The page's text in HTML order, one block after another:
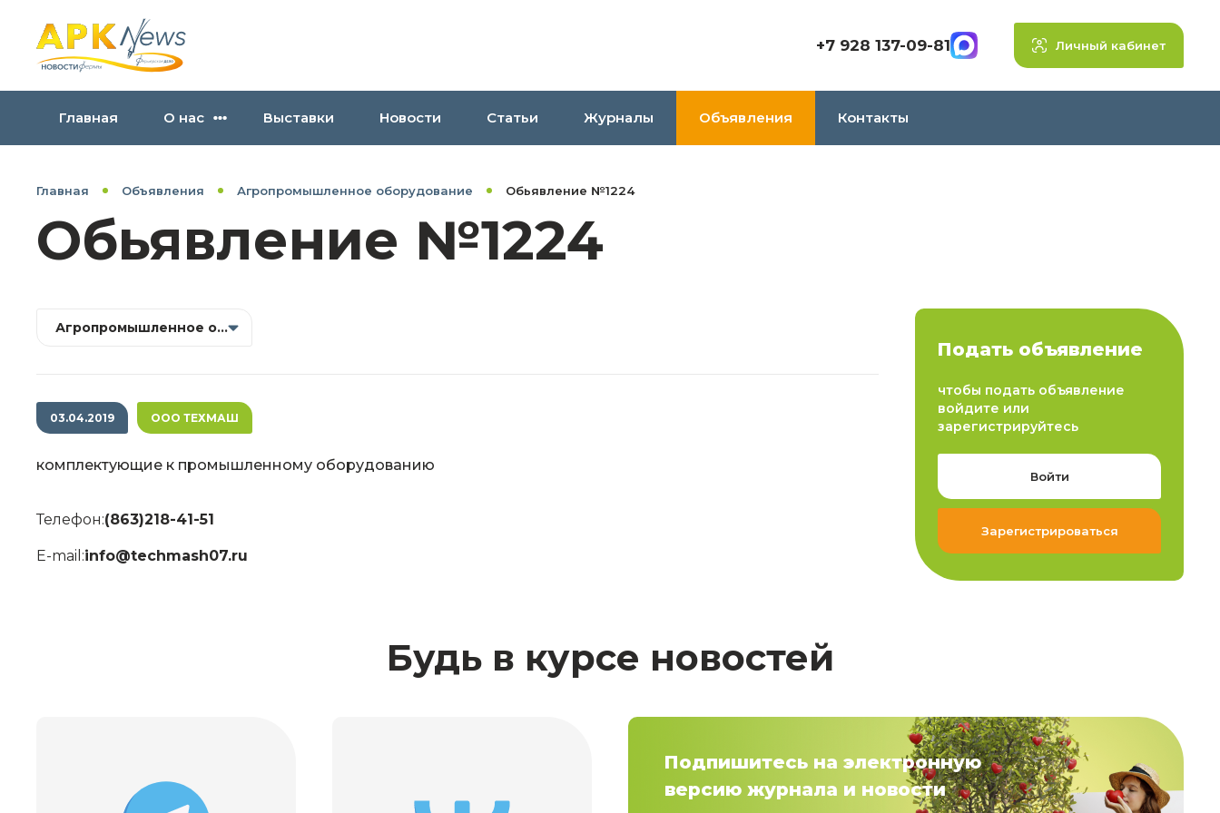
+7 928 137-09-81 Личный кабинет
Главная О нас Выставки Новости Статьи Журналы Объявления Контакты
Главная Объявления Агропромышленное оборудование Обьявление №1224
Обьявление №1224
Подать объявление
чтобы подать объявление
войдите или
зарегистрируйтесь
Войти
Зарегистрироваться
Агропромышленное оборудование
03.04.2019 ООО ТЕХМАШ
комплектующие к промышленному оборудованию
Телефон:(863)218-41-51
E-mail:info@techmash07.ru
Будь в курсе новостей
Подпишитесь на электронную
версию журнала и новости